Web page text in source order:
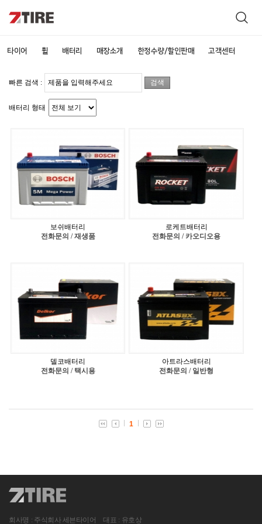
타이어 휠 배터리 매장소개 한정수량/할인판매 고객센터
빠른 검색 :
배터리 형태
보쉬배터리
전화문의 / 재생품
로케트배터리
전화문의 / 카오디오용
델코배터리
전화문의 / 택시용
아트라스배터리
전화문의 / 일반형
1
회사명 주식회사 세븐타이어 대표 유호상